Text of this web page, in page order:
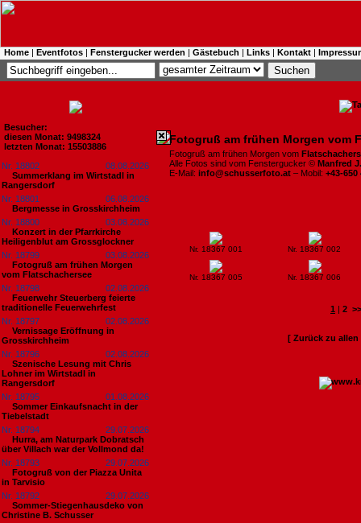
Home | Eventfotos | Fenstergucker werden | Gästebuch | Links | Kontakt |
Besucher:
diesen Monat: 9498324
letzten Monat: 15503886
Nr. 18802
08.08.2026
Summerklang im Wirtstadl in
Rangersdorf
Nr. 18801
06.08.2026
Bergmesse in Grosskirchheim
Nr. 18800
03.08.2026
Konzert in der Pfarrkirche
Heiligenblut am Grossglockner
Nr. 18799
03.08.2026
Fotogruß am frühen Morgen
vom Flatschachersee
Nr. 18798
02.08.2026
Feuerwehr Steuerberg feierte
traditionelle Feuerwehrfest
Nr. 18797
02.08.2026
Vernissage Eröffnung in
Grosskirchheim
Nr. 18796
02.08.2026
Szenische Lesung mit Chris
Lohner im Wirtstadl in
Rangersdorf
Nr. 18795
01.08.2026
Sommer Einkaufsnacht in der
Tiebelstadt
Nr. 18794
29.07.2026
Hurra, am Naturpark Dobratsch
über Villach war der Vollmond da!
Nr. 18793
29.07.2026
Fotogruß von der Piazza Unita
in Tarvisio
Nr. 18792
29.07.2026
Sommer-Stiegenhausdeko von
Christine B. Schusser
Fotogruß am frühen Morgen vom
Fotogruß am frühen Morgen vom
Alle Fotos sind vom Fenstergucker © Manfred
E-Mail: info@schusserfoto.at – Mobil: +43-650
Nr. 18367 001 Nr. 18367 002
Nr. 18367 005 Nr. 18367 006
1 | 2
[ Zurück zu